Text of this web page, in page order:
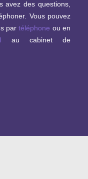
avez des questions,
Vous pouvez
partéléphone ou en
au cabinet de